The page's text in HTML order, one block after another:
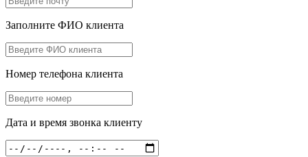
Заполните ФИО клиента
Номер телефона клиента
Дата и время звонка клиенту